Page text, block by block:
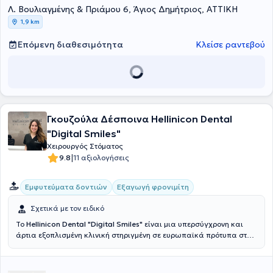
Λ. Βουλιαγμένης & Πριάμου 6, Άγιος Δημήτριος, ΑΤΤΙΚΗ
1,9 km
Επόμενη διαθεσιμότητα Κλείσε ραντεβού
Γκουζούλα Δέσποινα Hellinicon Dental
"Digital Smiles"
Χειρουργός Στόματος
9.8|11 αξιολογήσεις
Εμφυτεύματα δοντιών Εξαγωγή φρονιμίτη
Σχετικά με τον ειδικό
Το Hellinicon Dental "Digital Smiles" είναι μια υπερσύγχρονη και
άρτια εξοπλισμένη κλινική στηριγμένη σε ευρωπαϊκά πρότυπα στην
αντιμετωπιστούν καλύπτουν όλο το φάσμα της οδοντιατρικής, από